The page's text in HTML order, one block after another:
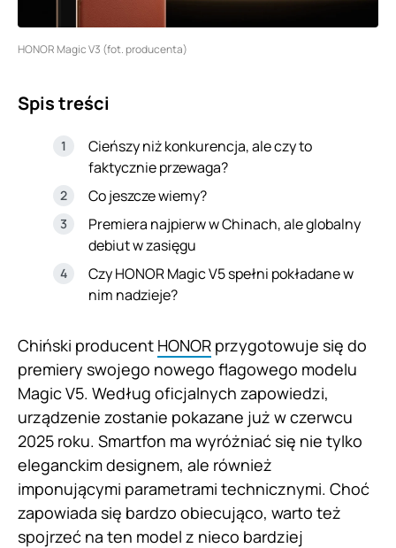
HONOR Magic V3 (fot. producenta)
Spis treści
Cieńszy niż konkurencja, ale czy to
faktycznie przewaga?
Co jeszcze wiemy?
Premiera najpierw w Chinach, ale globalny
debiut w zasięgu
Czy HONOR Magic V5 spełni pokładane w
nim nadzieje?
Chiński producent HONOR przygotowuje się do
premiery swojego nowego flagowego modelu
Magic V5. Według oficjalnych zapowiedzi,
urządzenie zostanie pokazane już w czerwcu
2025 roku. Smartfon ma wyróżniać się nie tylko
eleganckim designem, ale również
imponującymi parametrami technicznymi. Choć
zapowiada się bardzo obiecująco, warto też
spojrzeć na ten model z nieco bardziej